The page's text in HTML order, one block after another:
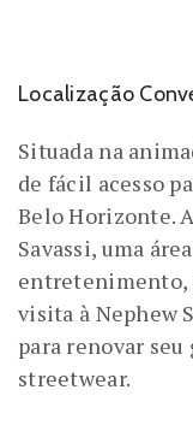
Localização
Situada na
de fácil acesso
Belo Horizonte.
Savassi, uma
entretenimento,
visita à Nephew
para renovar
streetwear.